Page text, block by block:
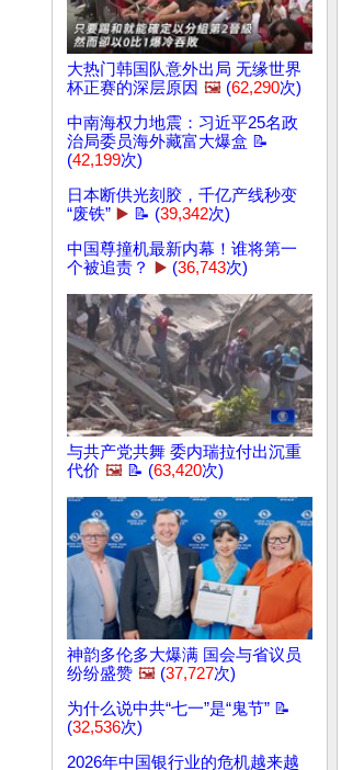
大热门韩国队意外出局 无缘世界
杯正赛的深层原因 🖼️ (62,290次)
中南海权力地震：习近平25名政
治局委员海外藏富大爆盒 📝
(42,199次)
日本断供光刻胶，千亿产线秒变
“废铁” ▶️ 📝 (39,342次)
中国尊撞机最新内幕！谁将第一
个被追责？
▶️ (36,743次)
与共产党共舞 委内瑞拉付出沉重
代价 🖼️ 📝 (63,420次)
神韵多伦多大爆满 国会与省议员
纷纷盛赞 🖼️ (37,727次)
为什么说中共“七一”是“鬼节” 📝
(32,536次)
2026年中国银行业的危机越来越